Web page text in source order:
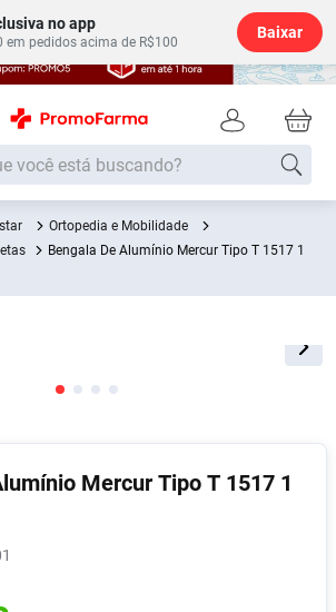
no app
em pedidos acima de R$100
Baixar
Ortopedia e Mobilidade
Bengala De Alumínio Mercur Tipo T 1517 1
Mercur Tipo T 1517 1
buscados
Sec